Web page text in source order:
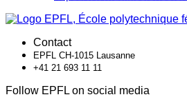
Contact
EPFL CH-1015 Lausanne
+41 21 693 11 11
Follow EPFL on social media